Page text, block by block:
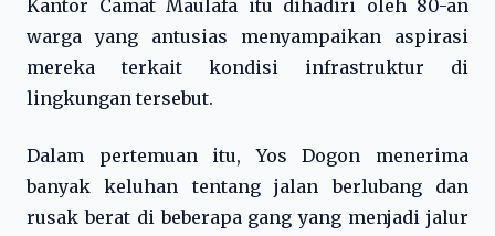
Kantor Camat Maulafa itu dihadiri oleh 80-an
warga yang antusias menyampaikan aspirasi
mereka terkait kondisi infrastruktur di
lingkungan tersebut.
Dalam pertemuan itu, Yos Dogon menerima
banyak keluhan tentang jalan berlubang dan
rusak berat di beberapa gang yang menjadi jalur